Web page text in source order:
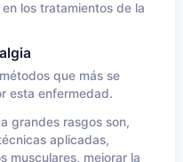
los tratamientos de la
que más se
esta enfermedad.
grandes rasgos son,
aplicadas,
musculares, mejorar la